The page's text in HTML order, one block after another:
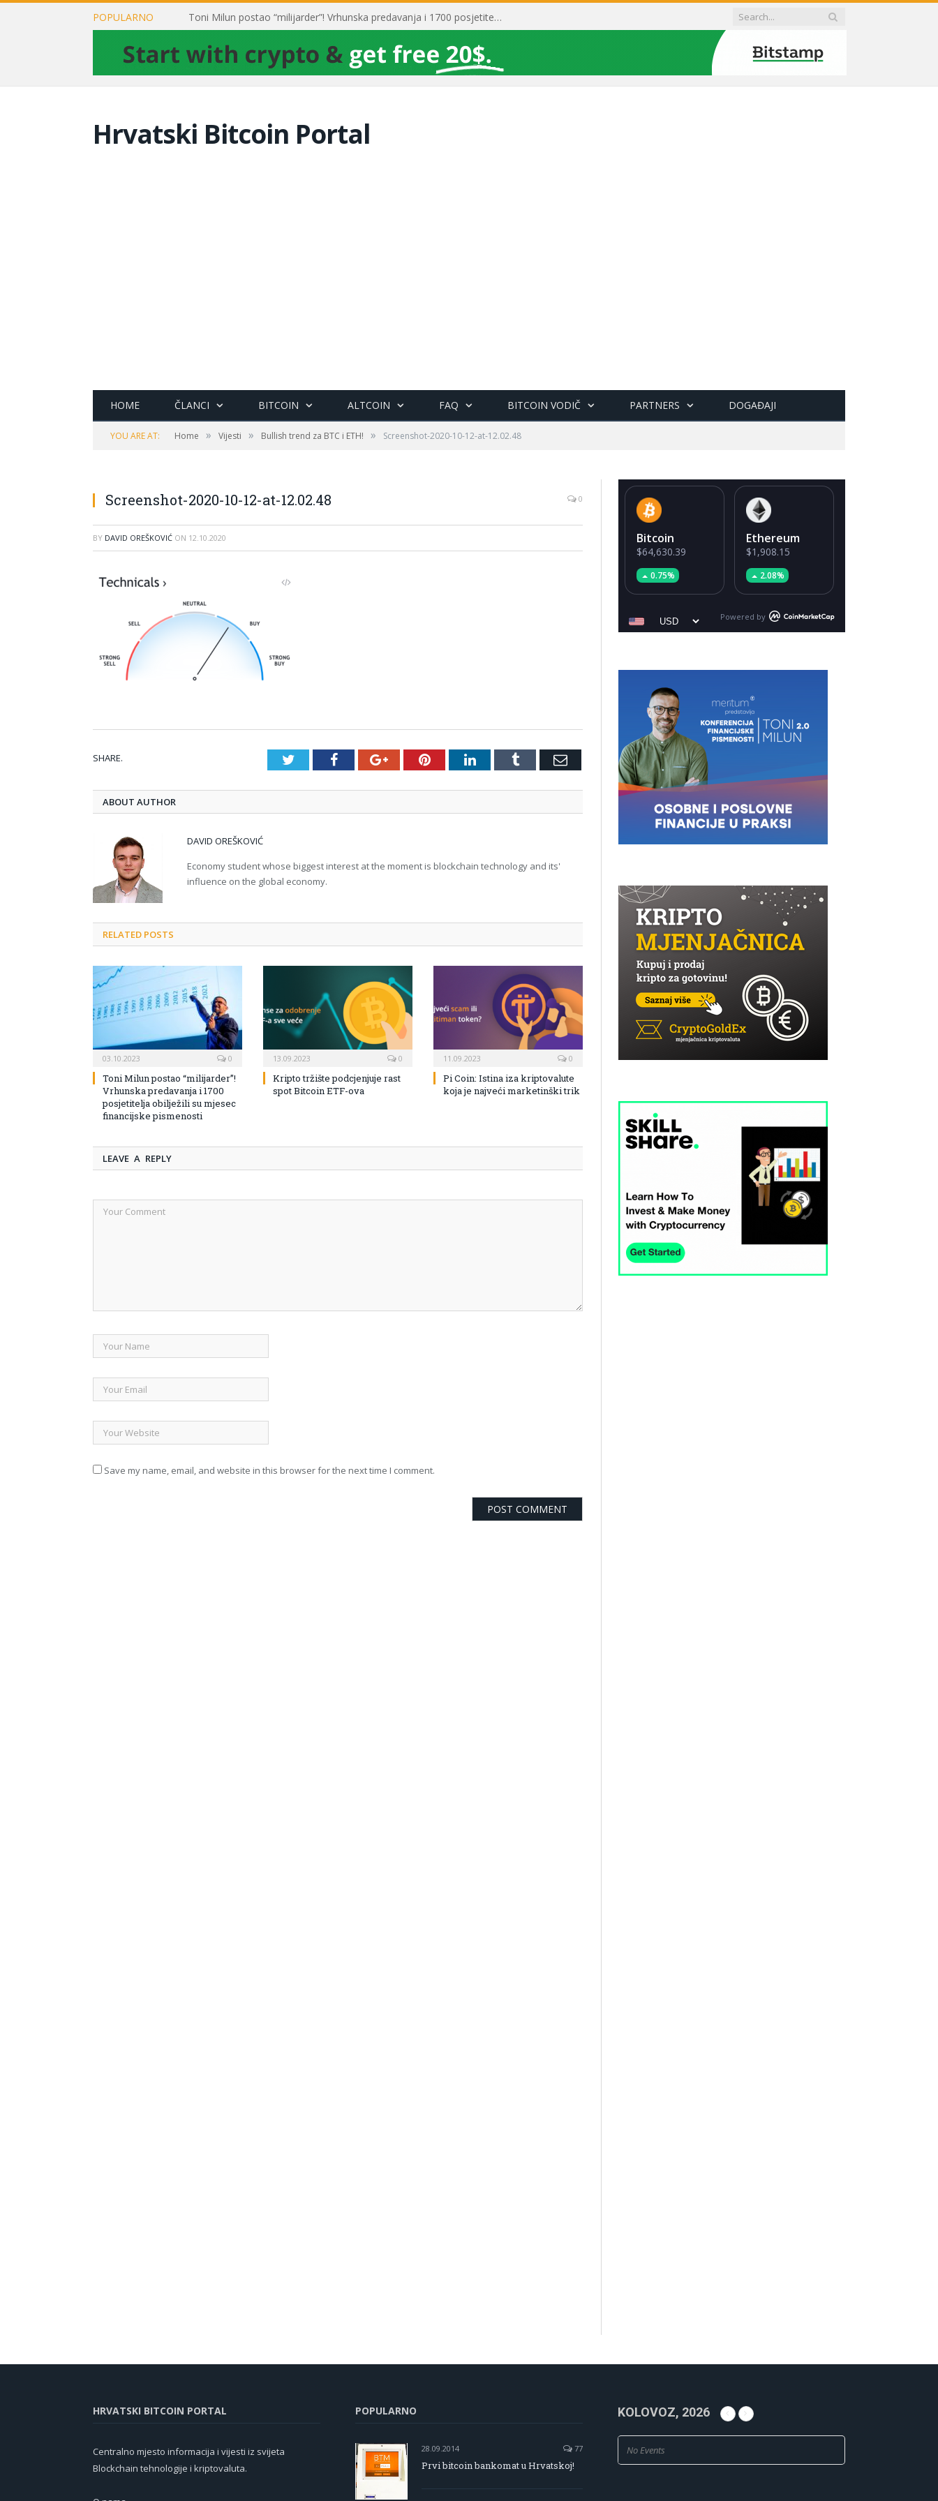
POPULARNO Toni Milun postao “milijarder”! Vrhunska predavanja i 1700 posjetitelja obilježili su mjesec financijske pismenosti
Hrvatski Bitcoin Portal
HOME ČLANCI BITCOIN ALTCOIN FAQ BITCOIN VODIČ PARTNERS DOGAĐAJI
YOU ARE AT: Home » Vijesti » Bullish trend za BTC i ETH! » Screenshot-2020-10-12-at-12.02.48
Screenshot-2020-10-12-at-12.02.48 0
BY DAVID OREŠKOVIĆ ON 12.10.2020
SHARE. TwitterFacebookGoogle+PinterestLinkedInTumblr Email
ABOUT AUTHOR
DAVID OREŠKOVIĆ
Economy student whose biggest interest at the moment is blockchain technology and its'
influence on the global economy.
RELATED POSTS
03.10.2023 0
Toni Milun postao “milijarder”!
Vrhunska predavanja i 1700
posjetitelja obilježili su mjesec
financijske pismenosti
13.09.2023 0
Kripto tržište podcjenjuje rast
spot Bitcoin ETF-ova
11.09.2023 0
Pi Coin: Istina iza kriptovalute
koja je najveći marketinški trik
LEAVE A REPLY
Save my name, email, and website in this browser for the next time I comment.
Bitcoin
$64,630.39
0.75%
Ethereum
$1,908.15
2.08%
Powered by
HRVATSKI BITCOIN PORTAL
Centralno mjesto informacija i vijesti iz svijeta
Blockchain tehnologije i kriptovaluta.
POPULARNO
28.09.2014 77
Prvi bitcoin bankomat u Hrvatskoj!
KOLOVOZ, 2026
No Events